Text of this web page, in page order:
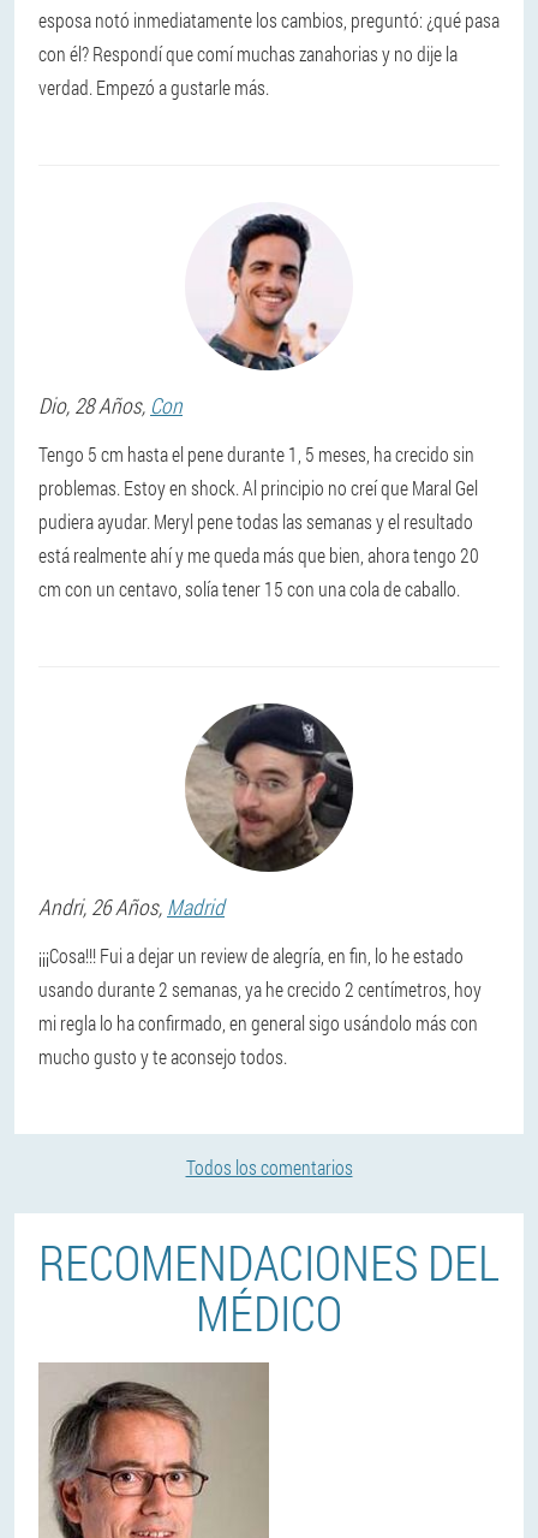
esposa notó inmediatamente los cambios, preguntó: ¿qué pasa
con él? Respondí que comí muchas zanahorias y no dije la
verdad. Empezó a gustarle más.
Dio, 28 Años, Con
Tengo 5 cm hasta el pene durante 1, 5 meses, ha crecido sin
problemas. Estoy en shock. Al principio no creí que Maral Gel
pudiera ayudar. Meryl pene todas las semanas y el resultado
está realmente ahí y me queda más que bien, ahora tengo 20
cm con un centavo, solía tener 15 con una cola de caballo.
Andri, 26 Años, Madrid
¡¡¡Cosa!!! Fui a dejar un review de alegría, en fin, lo he estado
usando durante 2 semanas, ya he crecido 2 centímetros, hoy
mi regla lo ha confirmado, en general sigo usándolo más con
mucho gusto y te aconsejo todos.
Todos los comentarios
RECOMENDACIONES DEL
MÉDICO